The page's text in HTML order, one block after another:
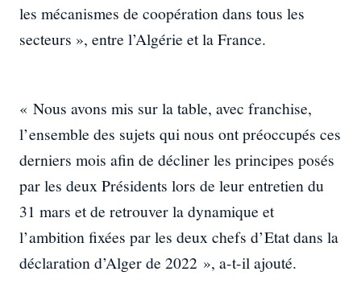
les mécanismes de coopération dans tous les
secteurs », entre l’Algérie et la France.
« Nous avons mis sur la table, avec franchise,
l’ensemble des sujets qui nous ont préoccupés ces
derniers mois afin de décliner les principes posés
par les deux Présidents lors de leur entretien du
31 mars et de retrouver la dynamique et
l’ambition fixées par les deux chefs d’Etat dans la
déclaration d’Alger de 2022 », a-t-il ajouté.